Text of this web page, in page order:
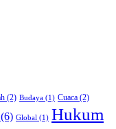
(2) Budaya (1) Cuaca (2)
(6) Global (1) Hukum